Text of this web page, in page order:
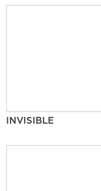
INVISIBLE